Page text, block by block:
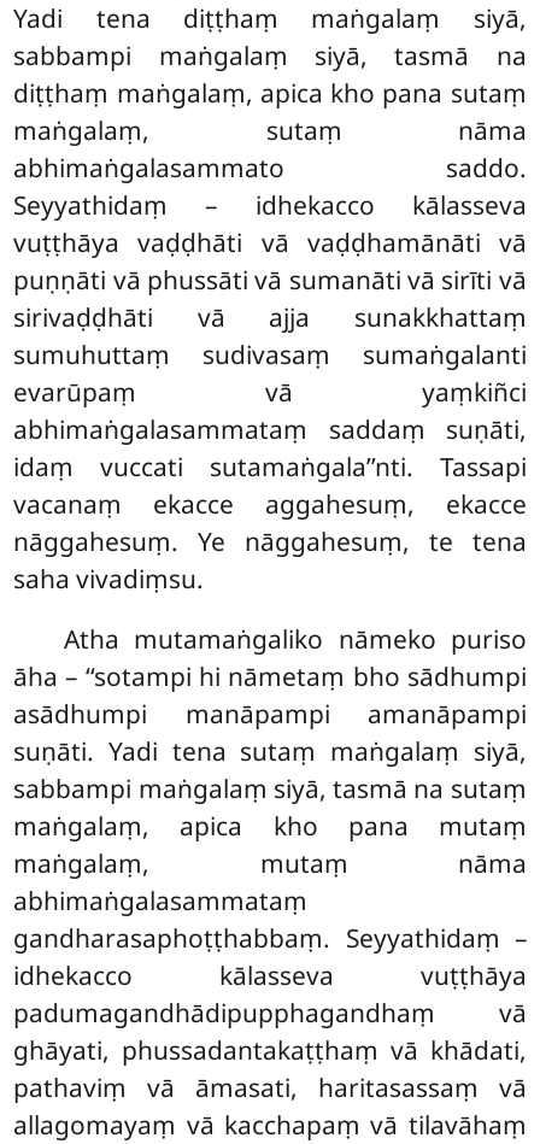
Yadi tena diṭṭhaṃ maṅgalaṃ siyā,
sabbampi maṅgalaṃ siyā, tasmā na
diṭṭhaṃ maṅgalaṃ, apica kho pana sutaṃ
maṅgalaṃ, sutaṃ nāma
abhimaṅgalasammato saddo.
Seyyathidaṃ – idhekacco kālasseva
vuṭṭhāya vaḍḍhāti vā vaḍḍhamānāti vā
puṇṇāti vā phussāti vā sumanāti vā sirīti vā
sirivaḍḍhāti vā ajja sunakkhattaṃ
sumuhuttaṃ sudivasaṃ sumaṅgalanti
evarūpaṃ vā yaṃkiñci
abhimaṅgalasammataṃ saddaṃ suṇāti,
idaṃ vuccati sutamaṅgala’’nti. Tassapi
vacanaṃ ekacce aggahesuṃ, ekacce
nāggahesuṃ. Ye nāggahesuṃ, te tena
saha vivadiṃsu.
Atha mutamaṅgaliko nāmeko puriso
āha – ‘‘sotampi hi nāmetaṃ bho sādhumpi
asādhumpi manāpampi amanāpampi
suṇāti. Yadi tena sutaṃ maṅgalaṃ siyā,
sabbampi maṅgalaṃ siyā, tasmā na sutaṃ
maṅgalaṃ, apica kho pana mutaṃ
maṅgalaṃ, mutaṃ nāma
abhimaṅgalasammataṃ
gandharasaphoṭṭhabbaṃ. Seyyathidaṃ –
idhekacco kālasseva vuṭṭhāya
padumagandhādipupphagandhaṃ vā
ghāyati, phussadantakaṭṭhaṃ vā khādati,
pathaviṃ vā āmasati, haritasassaṃ vā
allagomayaṃ vā kacchapaṃ vā tilavāhaṃ